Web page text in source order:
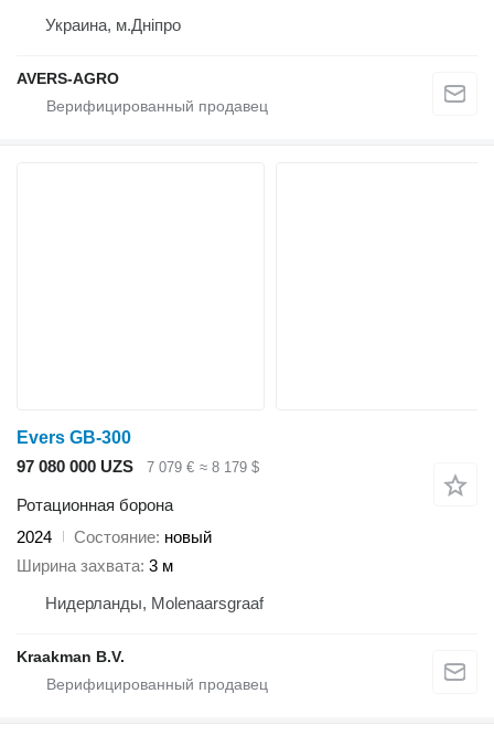
Украина, м.Дніпро
AVERS-AGRO
Evers GB-300
97 080 000 UZS
7 079 € ≈ 8 179 $
Ротационная борона
2024
Состояние новый
Ширина захвата 3 м
Нидерланды, Molenaarsgraaf
Kraakman B.V.